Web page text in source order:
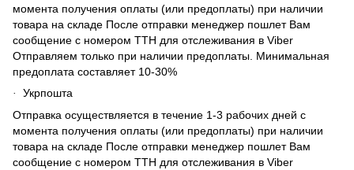
момента получения оплаты (или предоплаты) при наличии
товара на складе После отправки менеджер пошлет Вам
сообщение с номером ТТН для отслеживания в Viber
Отправляем только при наличии предоплаты. Минимальная
предоплата составляет 10-30%
·
Укрпошта
Отправка осуществляется в течение 1-3 рабочих дней с
момента получения оплаты (или предоплаты) при наличии
товара на складе После отправки менеджер пошлет Вам
сообщение с номером ТТН для отслеживания в Viber